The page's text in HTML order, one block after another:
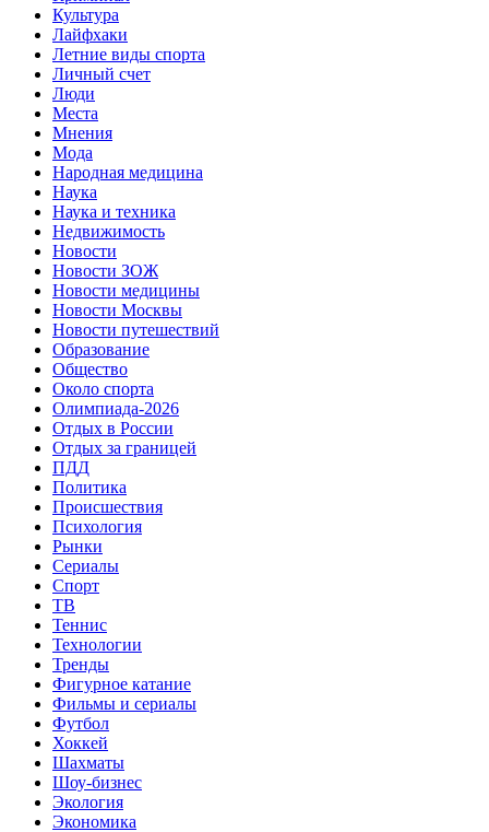
Культура
Лайфхаки
Летние виды спорта
Личный счет
Люди
Места
Мнения
Мода
Народная медицина
Наука
Наука и техника
Недвижимость
Новости
Новости ЗОЖ
Новости медицины
Новости Москвы
Новости путешествий
Образование
Общество
Около спорта
Олимпиада-2026
Отдых в России
Отдых за границей
ПДД
Политика
Происшествия
Психология
Рынки
Сериалы
Спорт
ТВ
Теннис
Технологии
Тренды
Фигурное катание
Фильмы и сериалы
Футбол
Хоккей
Шахматы
Шоу-бизнес
Экология
Экономика